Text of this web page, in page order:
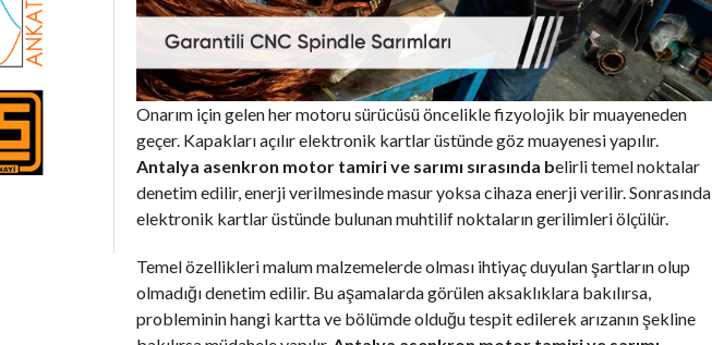
Onarım için gelen her motoru sürücüsü öncelikle fizyolojik bir muayeneden
geçer. Kapakları açılır elektronik kartlar üstünde göz muayenesi yapılır.
Antalya asenkron motor tamiri ve sarımı sırasında belirli temel noktalar
denetim edilir, enerji verilmesinde masur yoksa cihaza enerji verilir. Sonrasında
elektronik kartlar üstünde bulunan muhtilif noktaların gerilimleri ölçülür.
Temel özellikleri malum malzemelerde olması ihtiyaç duyulan şartların olup
olmadığı denetim edilir. Bu aşamalarda görülen aksaklıklara bakılırsa,
probleminin hangi kartta ve bölümde olduğu tespit edilerek arızanın şekline